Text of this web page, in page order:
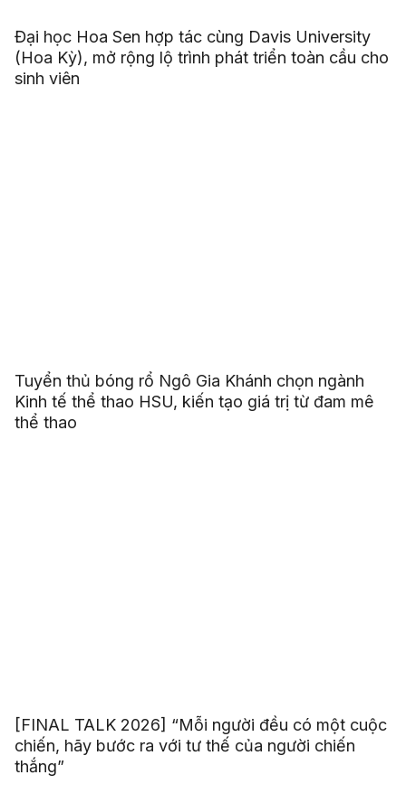
Đại học Hoa Sen hợp tác cùng Davis University
(Hoa Kỳ), mở rộng lộ trình phát triển toàn cầu cho
sinh viên
Tuyển thủ bóng rổ Ngô Gia Khánh chọn ngành
Kinh tế thể thao HSU, kiến tạo giá trị từ đam mê
thể thao
[FINAL TALK 2026] “Mỗi người đều có một cuộc
chiến, hãy bước ra với tư thế của người chiến
thắng”